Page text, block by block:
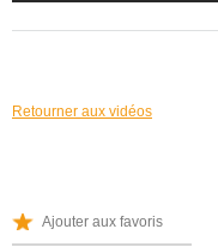
Retourner aux vidéos
Ajouter aux favoris